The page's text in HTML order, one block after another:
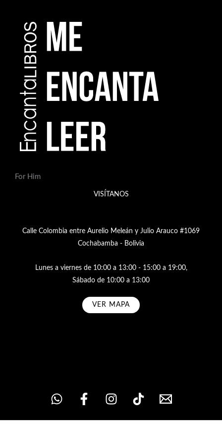
For Him
VISÍTANOS
Calle Colombia entre Aurelio Meleán y Julio Arauco #1069
Cochabamba - Bolivia
Lunes a viernes de 10:00 a 13:00 - 15:00 a 19:00,
Sábado de 10:00 a 13:00
VER MAPA